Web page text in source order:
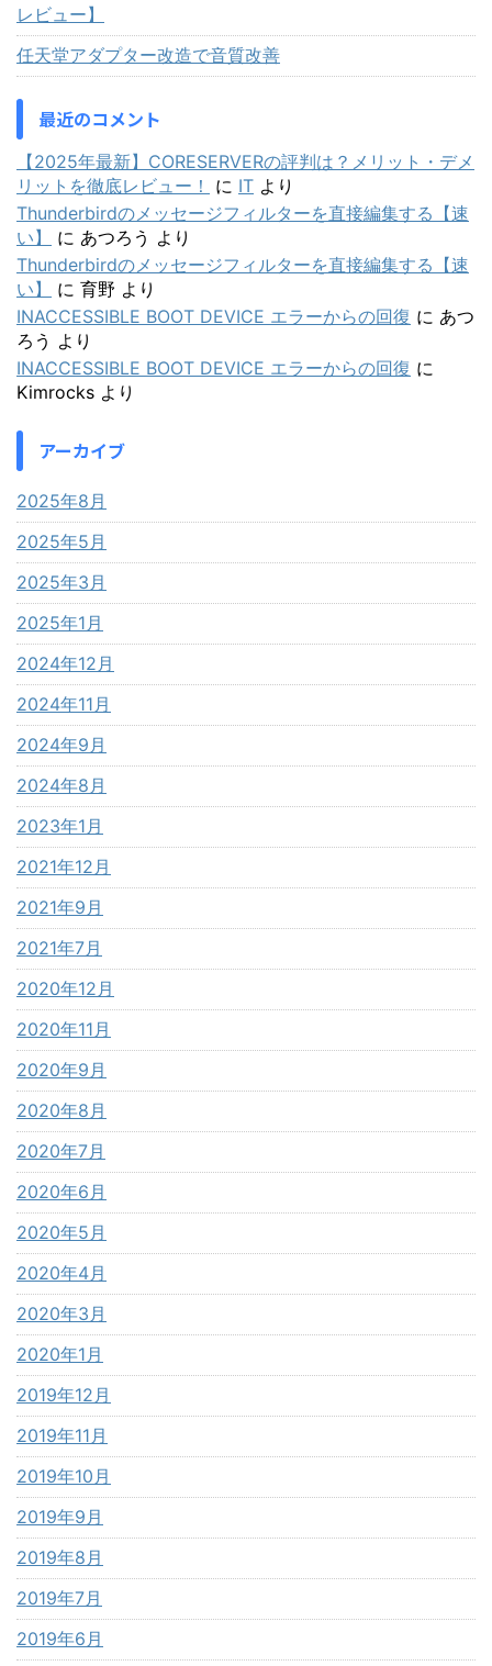
レビュー】
任天堂アダプター改造で音質改善
最近のコメント
【2025年最新】CORESERVERの評判は？メリット・デメ
リットを徹底レビュー！
に IT より
Thunderbirdのメッセージフィルターを直接編集する【速
い】
に あつろう より
Thunderbirdのメッセージフィルターを直接編集する【速
い】
に 育野 より
INACCESSIBLE BOOT DEVICE エラーからの回復 に あつ
ろう より
INACCESSIBLE BOOT DEVICE エラーからの回復 に
Kimrocks より
アーカイブ
2025年8月
2025年5月
2025年3月
2025年1月
2024年12月
2024年11月
2024年9月
2024年8月
2023年1月
2021年12月
2021年9月
2021年7月
2020年12月
2020年11月
2020年9月
2020年8月
2020年7月
2020年6月
2020年5月
2020年4月
2020年3月
2020年1月
2019年12月
2019年11月
2019年10月
2019年9月
2019年8月
2019年7月
2019年6月